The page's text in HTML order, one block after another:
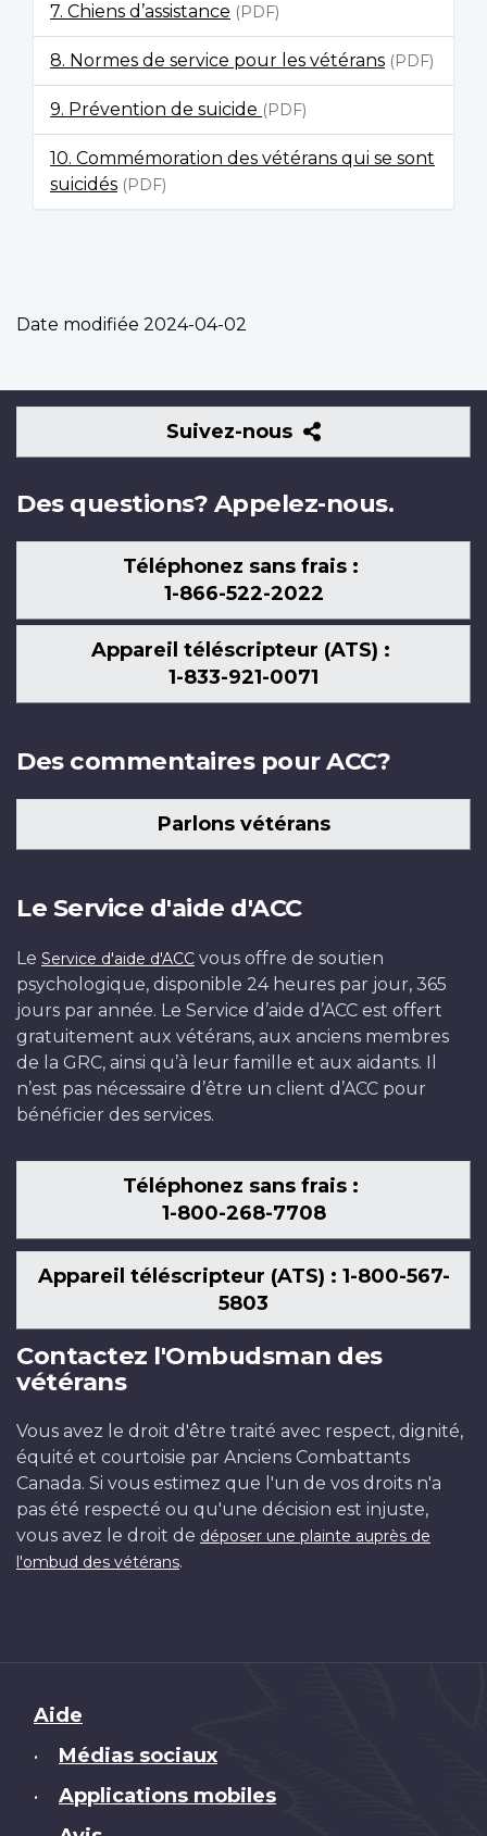
7. Chiens d’assistance (PDF)
8. Normes de service pour les vétérans (PDF)
9. Prévention de suicide (PDF)
10. Commémoration des vétérans qui se sont
suicidés (PDF)
Date modifiée 2024-04-02
Suivez-nous
Suivez-
nous
Des questions? Appelez-nous.
Téléphonez sans frais :
1-866-522-2022
Appareil téléscripteur (ATS) :
1-833-921-0071
Des commentaires pour ACC?
Parlons vétérans
Le Service d'aide d'ACC
Le Service d'aide d'ACC vous offre de soutien
psychologique, disponible 24 heures par jour, 365
jours par année. Le Service d’aide d’ACC est offert
gratuitement aux vétérans, aux anciens membres
de la GRC, ainsi qu’à leur famille et aux aidants. Il
n’est pas nécessaire d’être un client d’ACC pour
bénéficier des services.
Téléphonez sans frais :
1-800-268-7708
Appareil téléscripteur (ATS) : 1-800-567-
5803
Contactez l'Ombudsman des
vétérans
Vous avez le droit d'être traité avec respect, dignité,
équité et courtoisie par Anciens Combattants
Canada. Si vous estimez que l'un de vos droits n'a
pas été respecté ou qu'une décision est injuste,
vous avez le droit de déposer une plainte auprès de
l'ombud des vétérans.
Brand
Aide
• Médias sociaux
• Applications mobiles